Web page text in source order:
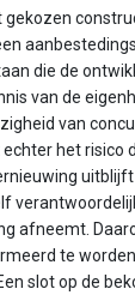
gekozen
die de
van de
van
het risico
afneemt.
te
slot op de